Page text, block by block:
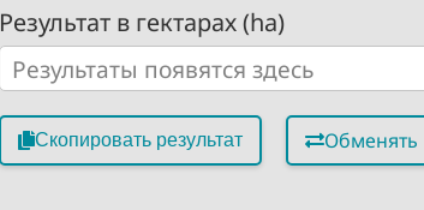
Результат в гектарах (ha)
Скопировать результат Обменять